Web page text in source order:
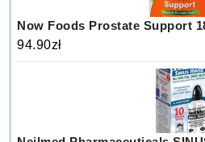
Now Foods Prostate Support
94.90zł